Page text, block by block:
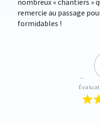
nombreux « chantiers »
remercie au passage
formidables !